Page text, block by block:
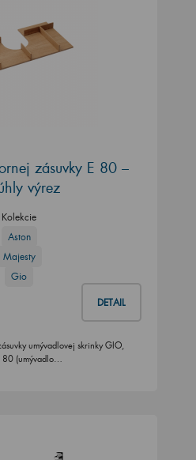
zásuvky E 80 –
výrez
Kolekcie
Aston
Majesty
Gio
DETAIL
umývadlovej skrinky GIO,
80 (umývadlo…